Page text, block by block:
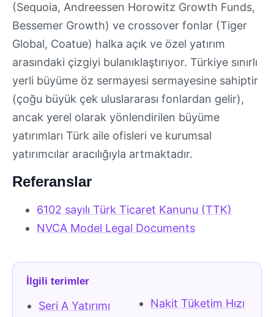
(Sequoia, Andreessen Horowitz Growth Funds,
Bessemer Growth) ve crossover fonlar (Tiger
Global, Coatue) halka açık ve özel yatırım
arasındaki çizgiyi bulanıklaştırıyor. Türkiye sınırlı
yerli büyüme öz sermayesi sermayesine sahiptir
(çoğu büyük çek uluslararası fonlardan gelir),
ancak yerel olarak yönlendirilen büyüme
yatırımları Türk aile ofisleri ve kurumsal
yatırımcılar aracılığıyla artmaktadır.
Referanslar
6102 sayılı Türk Ticaret Kanunu (TTK)
NVCA Model Legal Documents
İlgili terimler
Seri A Yatırımı
Nakit Tüketim Hızı